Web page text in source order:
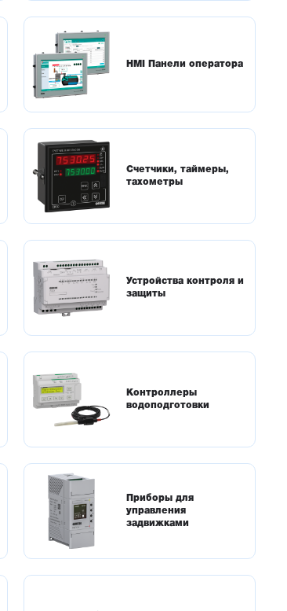
HMI Панели оператора
Счетчики, таймеры,
тахометры
Устройства контроля и
защиты
Контроллеры
водоподготовки
Приборы для
управления
задвижками